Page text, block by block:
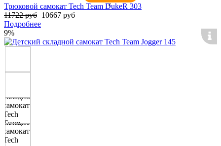
с.
Трюковой самокат Tech Team DukeR 303
11722 руб 10667 руб
Подробнее
9%